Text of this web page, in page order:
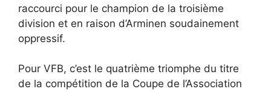
raccourci pour le champion de la troisième
division et en raison d’Arminen soudainement
oppressif.
Pour VFB, c’est le quatrième triomphe du titre
de la compétition de la Coupe de l’Association